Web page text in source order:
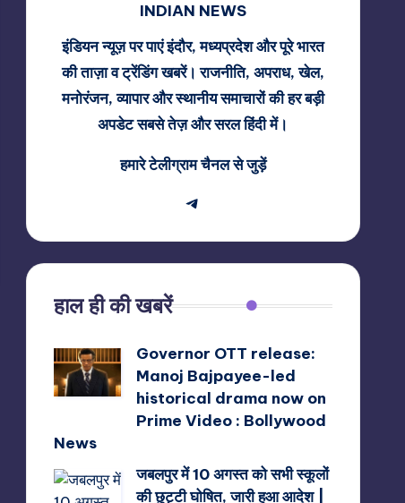
INDIAN NEWS
इंडियन न्यूज़ पर पाएं इंदौर, मध्यप्रदेश और पूरे भारत
की ताज़ा व ट्रेंडिंग खबरें। राजनीति, अपराध, खेल,
मनोरंजन, व्यापार और स्थानीय समाचारों की हर बड़ी
अपडेट सबसे तेज़ और सरल हिंदी में।
हमारे टेलीग्राम चैनल से जुड़ें
Telegram
हाल ही की खबरें
Governor OTT release:
Manoj Bajpayee-led
historical drama now on
Prime Video : Bollywood
News
जबलपुर में 10 अगस्त को सभी स्कूलों
की छुट्टी घोषित, जारी हुआ आदेश |